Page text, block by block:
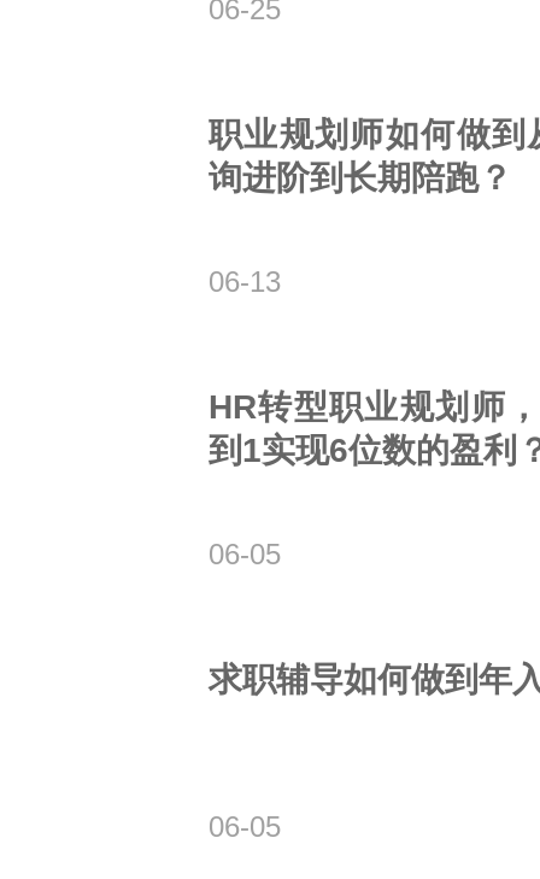
06-25
职业规划师如何做到
询进阶到长期陪跑？
06-13
HR转型职业规划师
到1实现6位数的盈利
06-05
求职辅导如何做到年
06-05